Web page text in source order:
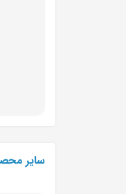
سایر